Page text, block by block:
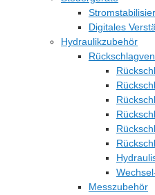
Digitales
Hydraulikzubehör
Messzubehör